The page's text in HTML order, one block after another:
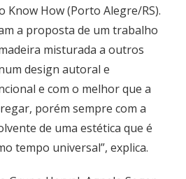
Know How (Porto Alegre/RS).
a proposta de um trabalho
misturada a outros
design autoral e
e com o melhor que a
porém sempre com a
de uma estética que é
tempo universal”, explica.